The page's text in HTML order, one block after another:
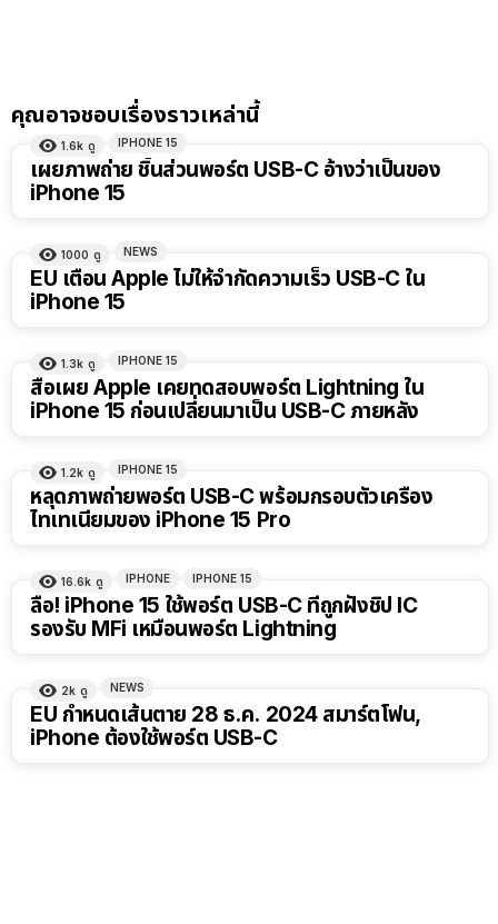
คุณอาจชอบเรื่องราวเหล่านี้
1.6k ดู IPHONE 15
เผยภาพถ่าย ชิ้นส่วนพอร์ต USB-C อ้างว่าเป็นของ
iPhone 15
1000 ดู NEWS
EU เตือน Apple ไม่ให้จำกัดความเร็ว USB-C ใน
iPhone 15
1.3k ดู IPHONE 15
สื่อเผย Apple เคยทดสอบพอร์ต Lightning ใน
iPhone 15 ก่อนเปลี่ยนมาเป็น USB-C ภายหลัง
1.2k ดู IPHONE 15
หลุดภาพถ่ายพอร์ต USB-C พร้อมกรอบตัวเครื่อง
ไทเทเนียมของ iPhone 15 Pro
16.6k ดู IPHONE IPHONE 15
ลือ! iPhone 15 ใช้พอร์ต USB-C ที่ถูกฝังชิป IC
รองรับ MFi เหมือนพอร์ต Lightning
2k ดู NEWS
EU กำหนดเส้นตาย 28 ธ.ค. 2024 สมาร์ตโฟน,
iPhone ต้องใช้พอร์ต USB-C